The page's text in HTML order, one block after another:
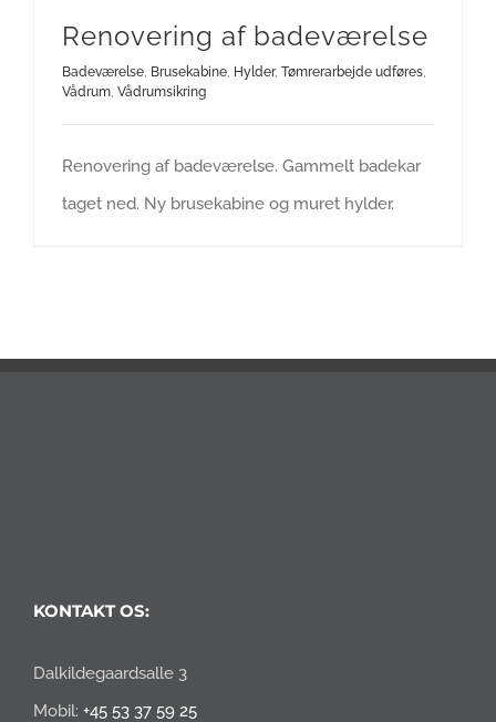
Renovering af badeværelse
Badeværelse Brusekabine Hylder, Tømrerarbejde udføres
Vådrum Vådrumsikring
Renovering af badeværelse. Gammelt badekar
taget ned. Ny brusekabine og muret hylder.
KONTAKT OS:
Dalkildegaardsalle 3
Mobil: +45 53 37 59 25